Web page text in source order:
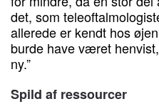
det, som
allerede er kendt hos
burde have været
ny.”
Spild af ressourcer